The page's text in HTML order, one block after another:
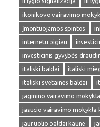
ikonikovo vairavimo
įmontuojamos spintos
internetu pigiau
investicinis gyvybės
italiski baldai
italiski
italiski svetaines baldai
jagmino vairavimo mokykla
jasucio vairavimo mokykla
jaunuolio baldai kaune